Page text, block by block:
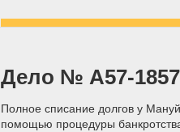
Дело № A57-
Полное списание долгов у
помощью процедуры